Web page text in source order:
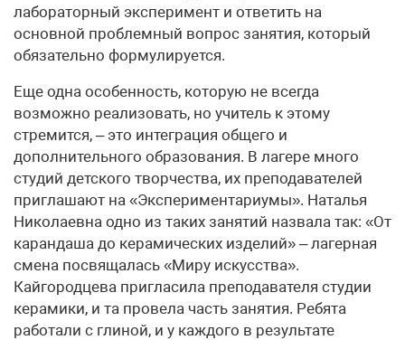
лабораторный эксперимент и ответить на
основной проблемный вопрос занятия, который
обязательно формулируется.
Еще одна особенность, которую не всегда
возможно реализовать, но учитель к этому
стремится, – это интеграция общего и
дополнительного образования. В лагере много
студий детского творчества, их преподавателей
приглашают на «Экспериментариумы». Наталья
Николаевна одно из таких занятий назвала так: «От
карандаша до керамических изделий» – лагерная
смена посвящалась «Миру искусства».
Кайгородцева пригласила преподавателя студии
керамики, и та провела часть занятия. Ребята
работали с глиной, и у каждого в результате